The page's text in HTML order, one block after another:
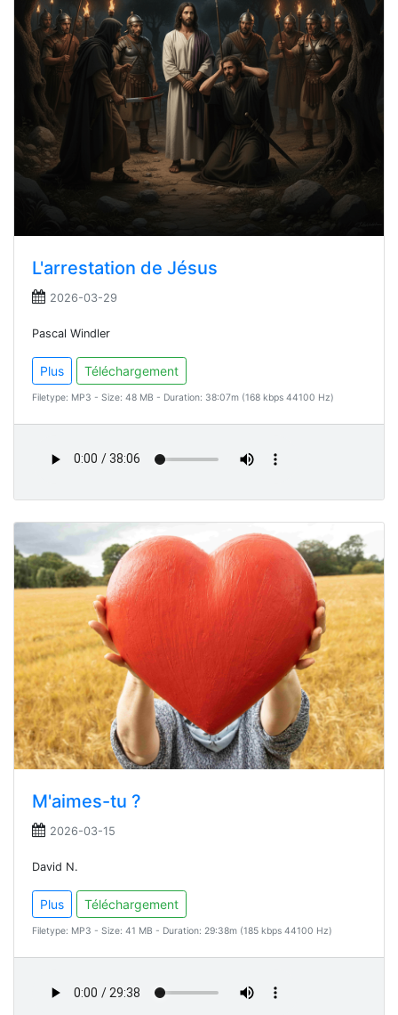
L'arrestation de Jésus
2026-03-29
Pascal Windler
Plus Téléchargement
Filetype: MP3 - Size: 48 MB - Duration: 38:07m (168 kbps 44100 Hz)
M'aimes-tu ?
2026-03-15
David N.
Plus Téléchargement
Filetype: MP3 - Size: 41 MB - Duration: 29:38m (185 kbps 44100 Hz)